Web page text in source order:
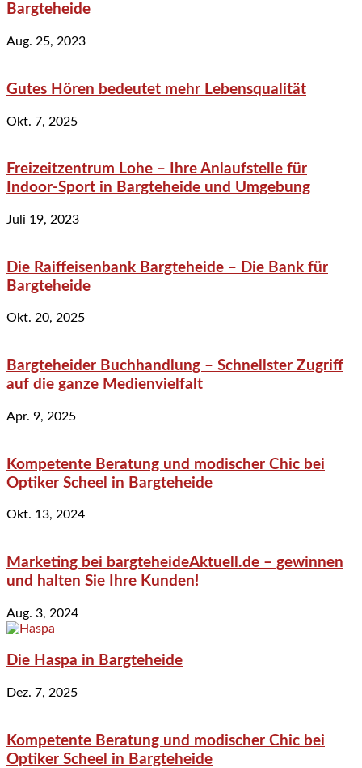
Bargteheide
Aug. 25, 2023
Gutes Hören bedeutet mehr Lebensqualität
Okt. 7, 2025
Freizeitzentrum Lohe – Ihre Anlaufstelle für
Indoor-Sport in Bargteheide und Umgebung
Juli 19, 2023
Die Raiffeisenbank Bargteheide – Die Bank für
Bargteheide
Okt. 20, 2025
Bargteheider Buchhandlung – Schnellster Zugriff
auf die ganze Medienvielfalt
Apr. 9, 2025
Kompetente Beratung und modischer Chic bei
Optiker Scheel in Bargteheide
Okt. 13, 2024
Marketing bei bargteheideAktuell.de – gewinnen
und halten Sie Ihre Kunden!
Aug. 3, 2024
Die Haspa in Bargteheide
Dez. 7, 2025
Kompetente Beratung und modischer Chic bei
Optiker Scheel in Bargteheide